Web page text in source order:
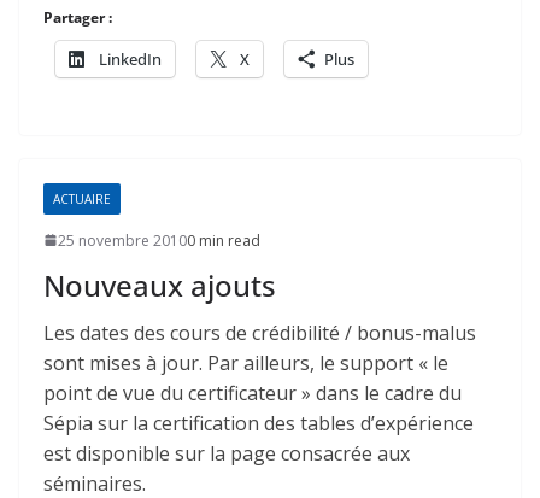
Partager :
LinkedIn X Plus
ACTUAIRE
25 novembre 20100 min read
Nouveaux ajouts
Les dates des cours de crédibilité / bonus-malus
sont mises à jour. Par ailleurs, le support « le
point de vue du certificateur » dans le cadre du
Sépia sur la certification des tables d’expérience
est disponible sur la page consacrée aux
séminaires.